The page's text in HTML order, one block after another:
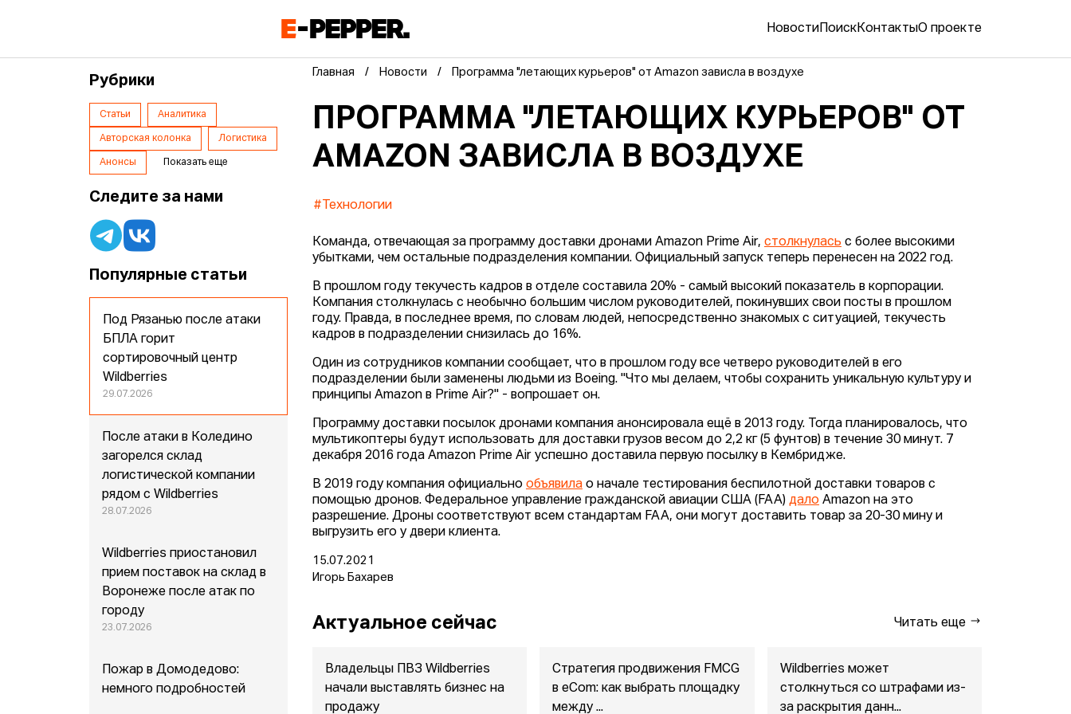
Новости ПоискКонтактыО проекте
Главная Новости Программа "летающих курьеров" от Amazon зависла в воздухе
ПРОГРАММА "ЛЕТАЮЩИХ КУРЬЕРОВ" ОТ
AMAZON ЗАВИСЛА В ВОЗДУХЕ
#Технологии
Команда, отвечающая за программу доставки дронами Amazon Prime Air,столкнулась с более высокими
убытками, чем остальные подразделения компании. Официальный запуск теперь перенесен на 2022 год.
В прошлом году текучесть кадров в отделе составила 20% - самый высокий показатель в корпорации.
Компания столкнулась с необычно большим числом руководителей, покинувших свои посты в прошлом
году. Правда, в последнее время, по словам людей, непосредственно знакомых с ситуацией, текучесть
кадров в подразделении снизилась до 16%.
Один из сотрудников компании сообщает, что в прошлом году все четверо руководителей в его
подразделении были заменены людьми из Boeing. "Что мы делаем, чтобы сохранить уникальную культуру и
принципы Amazon в Prime Air?" - вопрошает он.
Программу доставки посылок дронами компания анонсировала ещё в 2013 году. Тогда планировалось, что
мультикоптеры будут использовать для доставки грузов весом до 2,2 кг (5 фунтов) в течение 30 минут. 7
декабря 2016 года Amazon Prime Air успешно доставила первую посылку в Кембридже.
В 2019 году компания официальнообъявила о начале тестирования беспилотной доставки товаров с
помощью дронов. Федеральное управление гражданской авиации США (FAA)дало Amazon на это
разрешение. Дроны соответствуют всем стандартам FAA, они могут доставить товар за 20-30 мину и
выгрузить его у двери клиента.
15.07.2021
Игорь Бахарев
Актуальное сейчас Читать еще
Владельцы ПВЗ Wildberries
начали выставлять бизнес на
продажу
Стратегия продвижения FMCG
в eСom: как выбрать площадку
между ...
Wildberries может
столкнуться со штрафами из-
за раскрытия данн...
Рубрики
Статьи Аналитика
Авторская колонка Логистика
Анонсы Показать еще
Следите за нами
Популярные статьи
Под Рязанью после атаки
БПЛА горит
сортировочный центр
Wildberries
29.07.2026
После атаки в Коледино
загорелся склад
логистической компании
рядом с Wildberries
28.07.2026
Wildberries приостановил
прием поставок на склад в
Воронеже после атак по
городу
23.07.2026
Пожар в Домодедово:
немного подробностей